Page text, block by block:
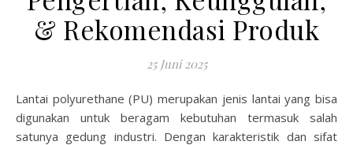
& Rekomendasi Produk
25 Juni 2025
Lantai polyurethane (PU) merupakan jenis lantai yang bisa
digunakan untuk beragam kebutuhan termasuk salah
satunya gedung industri. Dengan karakteristik dan sifat